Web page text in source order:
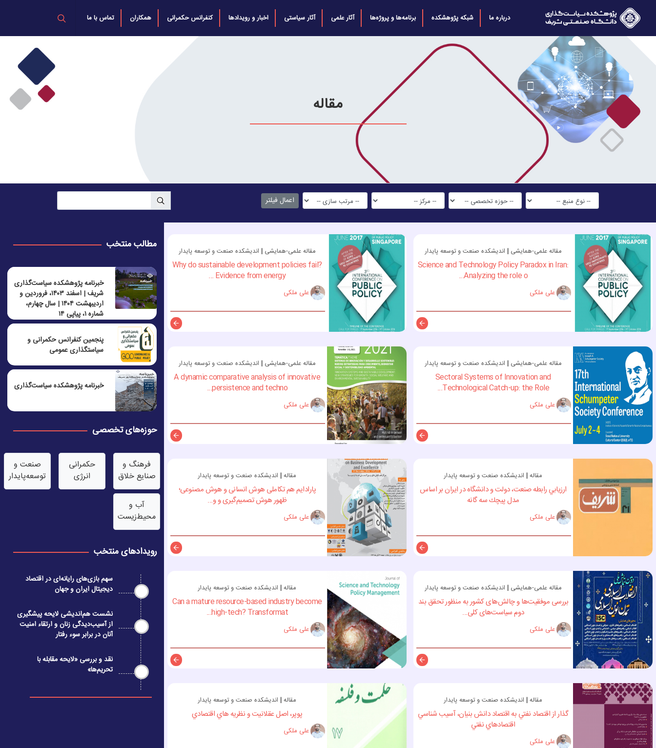
درباره ما شبکه پژوهشکده برنامه‌ها و پروژه‌ها آثار علمی آثار سیاستی اخبار و رویدادها کنفرانس حکمرانی همکاران تماس با ما
مقاله
مقاله علمی-همایشی| اندیشکده صنعت و توسعه پایدار
Science and Technology Policy Paradox in Iran:
Analyzing the role o...
علی ملکی
توضیحات
مقاله علمی-همایشی| اندیشکده صنعت و توسعه پایدار
Why do sustainable development policies fail?
Evidence from energy ...
علی ملکی
توضیحات
مقاله علمی-همایشی| اندیشکده صنعت و توسعه پایدار
Sectoral Systems of Innovation and
Technological Catch-up: the Role...
علی ملکی
مقاله علمی-همایشی| اندیشکده صنعت و توسعه پایدار
A dynamic comparative analysis of innovative
persistence and techno...
علی ملکی
مقاله| اندیشکده صنعت و توسعه پایدار
ارزيابي رابطه صنعت، دولت و دانشگاه در ايران بر اساس
مدل پيچك سه گانه
علی ملکی
توضیحات
مقاله| اندیشکده صنعت و توسعه پایدار
پارادایم هم تکاملی هوش انسانی و هوش مصنوعی؛
ظهور هوش تصمیم‌گیری و و...
علی ملکی
توضیحات
مقاله علمی-همایشی| اندیشکده صنعت و توسعه پایدار
بررسی موفقيت‌ها و چالش‌های کشور به منظور تحقق بند
دوم سياست‌های کلی...
علی ملکی
توضیحات
مقاله| اندیشکده صنعت و توسعه پایدار
Can a mature resource-based industry become
high-tech? Transformat...
علی ملکی
مقاله| اندیشکده صنعت و توسعه پایدار
گذار از اقتصاد نفتي به اقتصاد دانش بنيان، آسيب شناسي
اقتصادهاي نفتي
علی ملکی
مقاله| اندیشکده صنعت و توسعه پایدار
پوپر، اصل عقلانيت و نظريه هاي اقتصادي
علی ملکی
مطالب منتخب
خبرنامه پژوهشکده سیاست‌گذاری
شریف | اسفند ۱۴۰۳، فروردین و
اردیبهشت ۱۴۰۴ | سال چهارم،
شماره ۱، پیاپی ۱۴
پنجمين كنفرانس حكمرانی و
سياستگذاری عمومی
خبرنامه پژوهشکده سیاست‌گذاری
حوزه‌های تخصصی
فرهنگ و
صنایع خلاق
حکمرانی
انرژی
صنعت‌ و
توسعه‌پایدار
آب‌ و
محیط‌زیست
رویدادهای منتخب
سهم بازی‌های رایانه‌ای در اقتصاد
دیجیتال ایران و جهان
نشست هم‌اندیشی لایحه پیشگیری
از آسیب‌دیدگی زنان و ارتقاء امنیت
آنان در برابر سوء رفتار
نقد و بررسی «لایحه مقابله با
تحریم‌ها»